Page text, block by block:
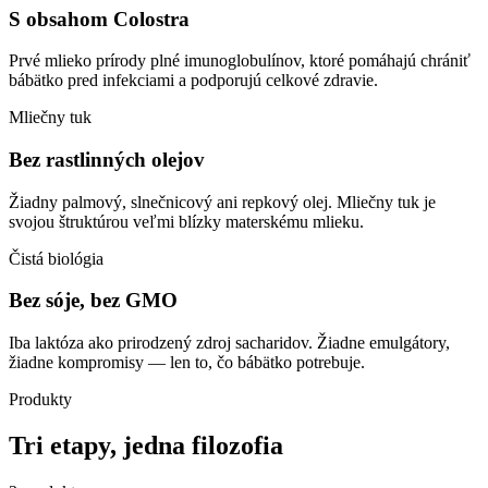
S obsahom Colostra
Prvé mlieko prírody plné imunoglobulínov, ktoré pomáhajú chrániť
bábätko pred infekciami a podporujú celkové zdravie.
Mliečny tuk
Bez rastlinných olejov
Žiadny palmový, slnečnicový ani repkový olej. Mliečny tuk je
svojou štruktúrou veľmi blízky materskému mlieku.
Čistá biológia
Bez sóje, bez GMO
Iba laktóza ako prirodzený zdroj sacharidov. Žiadne emulgátory,
žiadne kompromisy — len to, čo bábätko potrebuje.
Produkty
Tri etapy, jedna filozofia